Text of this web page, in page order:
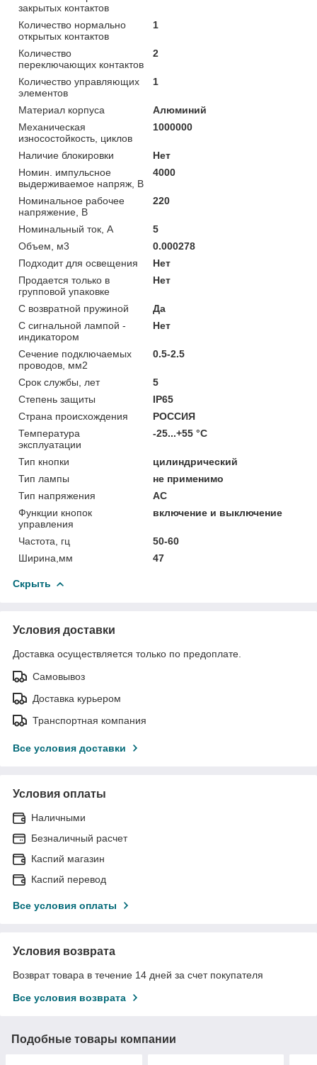
закрытых контактов
Количество нормально
открытых контактов
1
Количество
переключающих контактов
2
Количество управляющих
элементов
1
Материал корпуса
Алюминий
Механическая
износостойкость, циклов
1000000
Наличие блокировки
Нет
Номин. импульсное
выдерживаемое напряж, В
4000
Номинальное рабочее
напряжение, В
220
Номинальный ток, А
5
Объем, м3
0.000278
Подходит для освещения
Нет
Продается только в
групповой упаковке
Нет
С возвратной пружиной
Да
С сигнальной лампой -
индикатором
Нет
Сечение подключаемых
проводов, мм2
0.5-2.5
Срок службы, лет
5
Степень защиты
IP65
Страна происхождения
РОССИЯ
Температура
эксплуатации
-25...+55 °C
Тип кнопки
цилиндрический
Тип лампы
не применимо
Тип напряжения
AC
Функции кнопок
управления
включение и выключение
Частота, гц
50-60
Ширина,мм
47
Скрыть
Условия доставки
Доставка осуществляется только по предоплате.
Самовывоз
Доставка курьером
Транспортная компания
Все условия доставки
Условия оплаты
Наличными
Безналичный расчет
Каспий магазин
Каспий перевод
Все условия оплаты
Условия возврата
Возврат товара в течение 14 дней за счет покупателя
Все условия возврата
Подобные товары компании